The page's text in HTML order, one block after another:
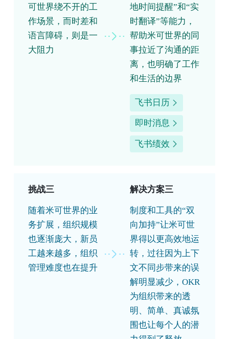
可世界绕不开的工
作场景，而时差和
语言障碍，则是一
大阻力
地时间提醒”和“实
时翻译”等能力，
帮助米可世界的同
事拉近了沟通的距
离，也明确了工作
和生活的边界
飞书日历
即时消息
飞书绩效
挑战三
随着米可世界的业
务扩展，组织规模
也逐渐庞大，新员
工越来越多，组织
管理难度也在提升
解决方案三
制度和工具的“双
向加持”让米可世
界得以更高效地运
转，过往因为上下
文不同步带来的误
解明显减少，OKR
为组织带来的透
明、简单、真诚氛
围也让每个人的潜